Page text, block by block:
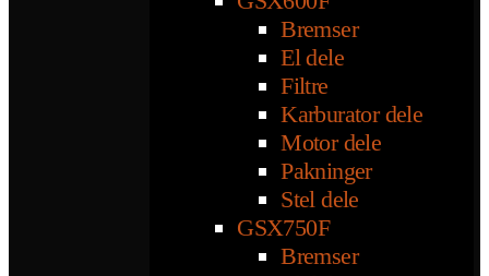
Bremser
El dele
Filtre
Karburator dele
Motor dele
Pakninger
Stel dele
GSX750F
Bremser